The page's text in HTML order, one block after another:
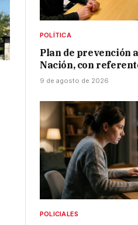
POLÍTICA
Plan de prevención
Nación, con
9 de agosto de 2026
POLICIALES